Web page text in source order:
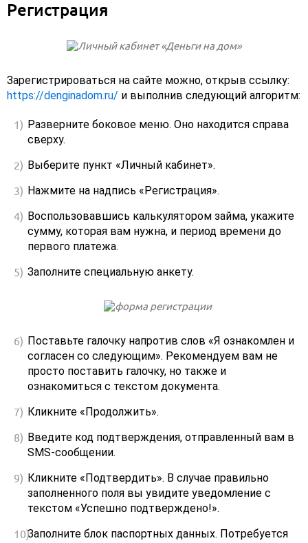
Регистрация
Зарегистрироваться на сайте можно, открыв ссылку:
https://denginadom.ru/ и выполнив следующий алгоритм:
Разверните боковое меню. Оно находится справа
сверху.
Выберите пункт «Личный кабинет».
Нажмите на надпись «Регистрация».
Воспользовавшись калькулятором займа, укажите
сумму, которая вам нужна, и период времени до
первого платежа.
Заполните специальную анкету.
Поставьте галочку напротив слов «Я ознакомлен и
согласен со следующим». Рекомендуем вам не
просто поставить галочку, но также и
ознакомиться с текстом документа.
Кликните «Продолжить».
Введите код подтверждения, отправленный вам в
SMS-сообщении.
Кликните «Подтвердить». В случае правильно
заполненного поля вы увидите уведомление с
текстом «Успешно подтверждено!».
Заполните блок паспортных данных. Потребуется